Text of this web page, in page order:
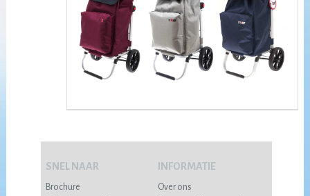
SNEL NAAR
Brochure
INFORMATIE
Over ons